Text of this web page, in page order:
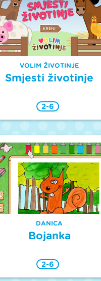
VOLIM ŽIVOTINJE
Smjesti životinje
2-6
DANICA
Bojanka
2-6